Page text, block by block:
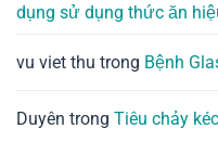
dụng sử dụng thức ăn
vu viet thu trong Bệnh
Duyên trong Tiêu chảy